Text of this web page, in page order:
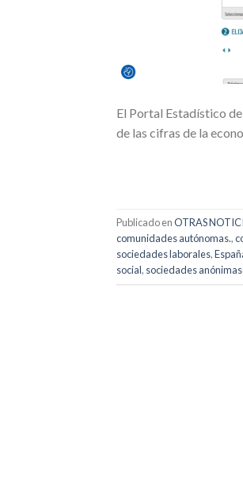
El Portal Estadístico
de las cifras de la
Publicado enOTRAS
comunidades autónomas.,
sociedades laborales,
social, sociedades